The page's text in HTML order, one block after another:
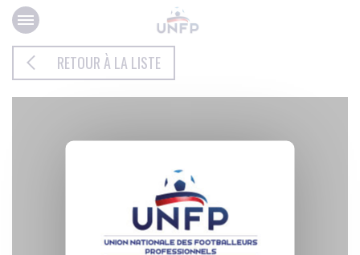
Panneau de gestion des cookies
RETOUR À LA LISTE